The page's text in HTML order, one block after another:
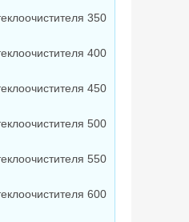
350
400
450
500
550
600